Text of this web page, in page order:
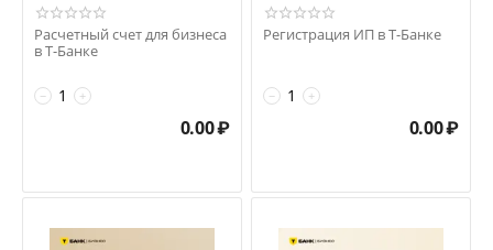
Расчетный счет для бизнеса
в Т-Банке
+
−
0.00₽
Регистрация ИП в Т-Банке
+
−
0.00₽